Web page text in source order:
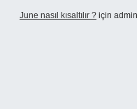
June nasıl kısaltılır ? için admin